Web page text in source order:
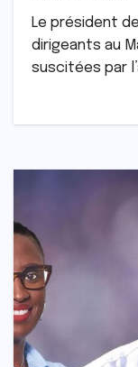
Le président
dirigeants au
suscitées par